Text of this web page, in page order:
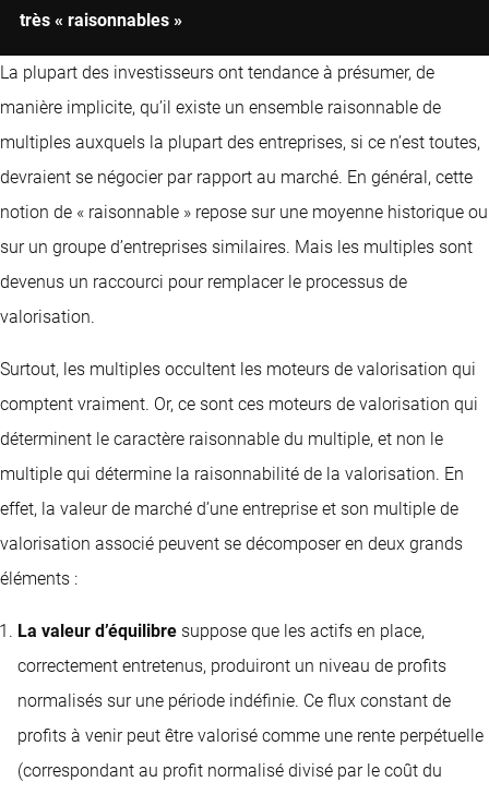
très « raisonnables »
La plupart des investisseurs ont tendance à présumer, de
manière implicite, qu’il existe un ensemble raisonnable de
multiples auxquels la plupart des entreprises, si ce n’est toutes,
devraient se négocier par rapport au marché. En général, cette
notion de « raisonnable » repose sur une moyenne historique ou
sur un groupe d’entreprises similaires. Mais les multiples sont
devenus un raccourci pour remplacer le processus de
valorisation.
Surtout, les multiples occultent les moteurs de valorisation qui
comptent vraiment. Or, ce sont ces moteurs de valorisation qui
déterminent le caractère raisonnable du multiple, et non le
multiple qui détermine la raisonnabilité de la valorisation. En
effet, la valeur de marché d’une entreprise et son multiple de
valorisation associé peuvent se décomposer en deux grands
éléments :
La valeur d’équilibre suppose que les actifs en place,
correctement entretenus, produiront un niveau de profits
normalisés sur une période indéfinie. Ce flux constant de
profits à venir peut être valorisé comme une rente perpétuelle
(correspondant au profit normalisé divisé par le coût du